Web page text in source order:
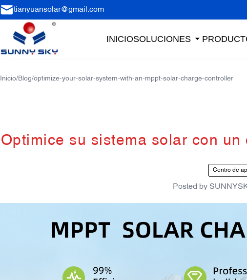
tianyuansolar@gmail.com
INICIOSOLUCIONES
Inicio/Blog/optimize-your-solar-system-with-an-mppt-solar-charge-controller
Optimice su sistema solar con
Centro de
Posted by